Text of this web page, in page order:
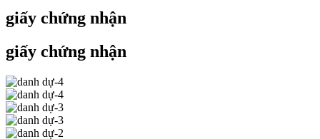
giấy chứng nhận
giấy chứng nhận